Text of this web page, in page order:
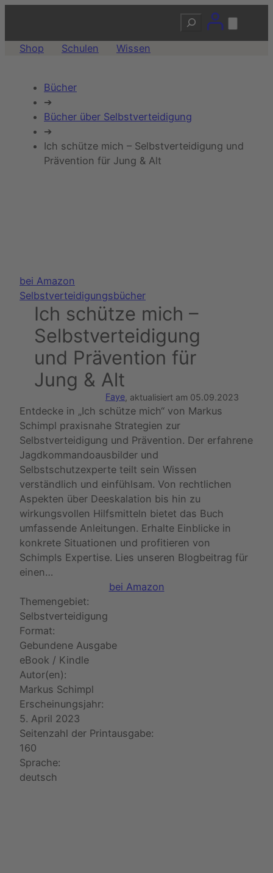
springen
Suchen
Shop Schulen Wissen
Bücher
➔
Bücher über Selbstverteidigung
➔
Ich schütze mich – Selbstverteidigung und
Prävention für Jung & Alt
bei Amazon
Selbstverteidigungsbücher
Ich schütze mich –
Selbstverteidigung
und Prävention für
Jung & Alt
Faye , aktualisiert am 05.09.2023
Entdecke in „Ich schütze mich“ von Markus
Schimpl praxisnahe Strategien zur
Selbstverteidigung und Prävention. Der erfahrene
Jagdkommandoausbilder und
Selbstschutzexperte teilt sein Wissen
verständlich und einfühlsam. Von rechtlichen
Aspekten über Deeskalation bis hin zu
wirkungsvollen Hilfsmitteln bietet das Buch
umfassende Anleitungen. Erhalte Einblicke in
konkrete Situationen und profitieren von
Schimpls Expertise. Lies unseren Blogbeitrag für
einen…
bei Amazon
Themengebiet:
Selbstverteidigung
Format:
Gebundene Ausgabe
eBook / Kindle
Autor(en):
Markus Schimpl
Erscheinungsjahr:
5. April 2023
Seitenzahl der Printausgabe:
160
Sprache:
deutsch